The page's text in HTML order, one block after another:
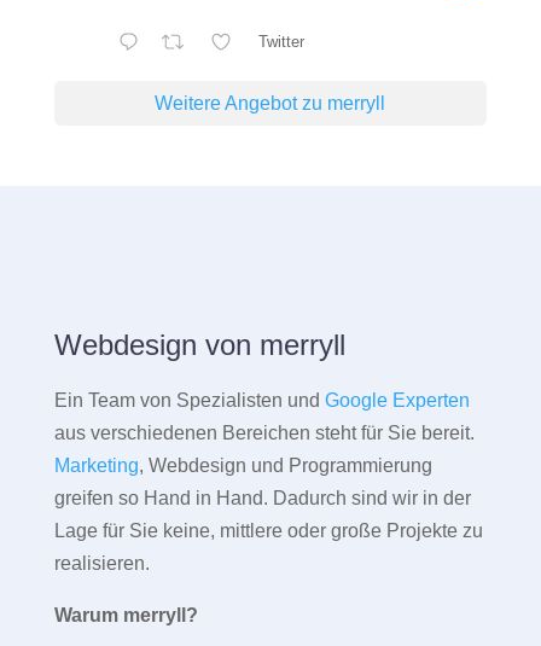
Twitter
Weitere Angebot zu merryll
Webdesign von merryll
Ein Team von Spezialisten und Google Experten
aus verschiedenen Bereichen steht für Sie bereit.
Marketing, Webdesign und Programmierung
greifen so Hand in Hand. Dadurch sind wir in der
Lage für Sie keine, mittlere oder große Projekte zu
realisieren.
Warum merryll?